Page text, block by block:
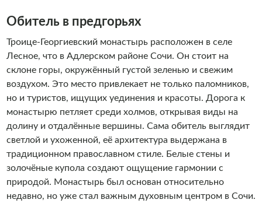
Обитель в предгорьях
Троице-Георгиевский монастырь расположен в селе
Лесное, что в Адлерском районе Сочи. Он стоит на
склоне горы, окружённый густой зеленью и свежим
воздухом. Это место привлекает не только паломников,
но и туристов, ищущих уединения и красоты. Дорога к
монастырю петляет среди холмов, открывая виды на
долину и отдалённые вершины. Сама обитель выглядит
светлой и ухоженной, её архитектура выдержана в
традиционном православном стиле. Белые стены и
золочёные купола создают ощущение гармонии с
природой. Монастырь был основан относительно
недавно, но уже стал важным духовным центром в Сочи.